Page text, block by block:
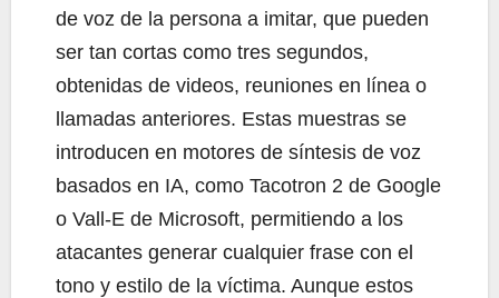
de voz de la persona a imitar, que pueden
ser tan cortas como tres segundos,
obtenidas de videos, reuniones en línea o
llamadas anteriores. Estas muestras se
introducen en motores de síntesis de voz
basados en IA, como Tacotron 2 de Google
o Vall-E de Microsoft, permitiendo a los
atacantes generar cualquier frase con el
tono y estilo de la víctima. Aunque estos